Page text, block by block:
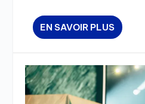
EN SAVOIR PLUS